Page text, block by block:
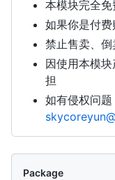
本模块完全
如果你是付
禁止售卖、
因使用本模
担
如有侵权问
Package